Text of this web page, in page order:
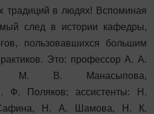
традиций в людях! Вспоминая
след в истории кафедры,
пользовавшихся большим
Это: профессор А. А.
М. В. Манасыпова,
Ф. Поляков; ассистенты: Н.
Н. А. Шамова, Н. К.